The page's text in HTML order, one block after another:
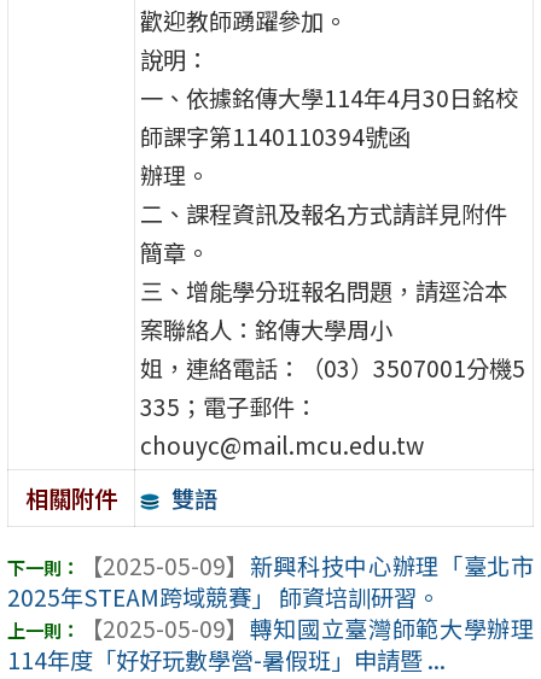
歡迎教師踴躍參加。
說明：
一、依據銘傳大學114年4月30日銘校
師課字第1140110394號函
辦理。
二、課程資訊及報名方式請詳見附件
簡章。
三、增能學分班報名問題，請逕洽本
案聯絡人：銘傳大學周小
姐，連絡電話：（03）3507001分機5
335；電子郵件：
chouyc@mail.mcu.edu.tw
相關附件
雙語
【2025-05-09】 新興科技中心辦理「臺北市
2025年STEAM跨域競賽」 師資培訓研習。
【2025-05-09】 轉知國立臺灣師範大學辦理
114年度「好好玩數學營-暑假班」申請暨 ...